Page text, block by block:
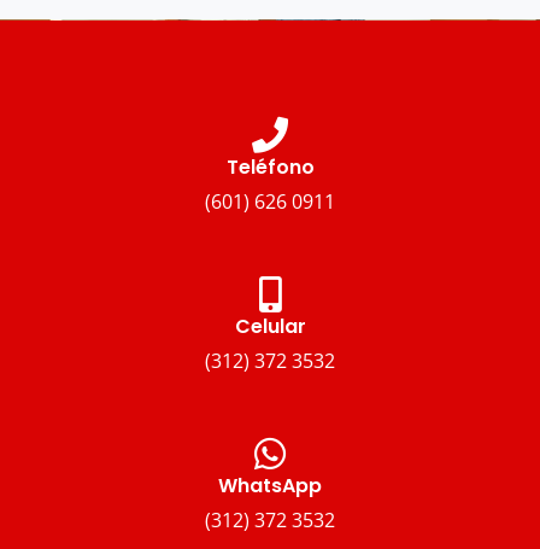
Teléfono
(601) 626 0911
Celular
(312) 372 3532
WhatsApp
(312) 372 3532